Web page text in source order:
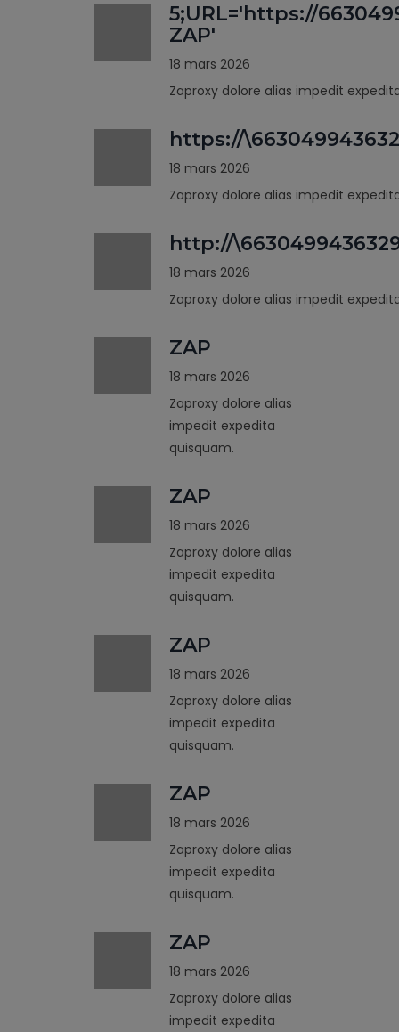
5;URL='https://
ZAP'
18 mars 2026
Zaproxy dolore alias impedit
https://
18 mars 2026
Zaproxy dolore alias impedit
http://
18 mars 2026
Zaproxy dolore alias impedit
ZAP
18 mars 2026
Zaproxy dolore alias
impedit expedita
quisquam.
ZAP
18 mars 2026
Zaproxy dolore alias
impedit expedita
quisquam.
ZAP
18 mars 2026
Zaproxy dolore alias
impedit expedita
quisquam.
ZAP
18 mars 2026
Zaproxy dolore alias
impedit expedita
quisquam.
ZAP
18 mars 2026
Zaproxy dolore alias
impedit expedita